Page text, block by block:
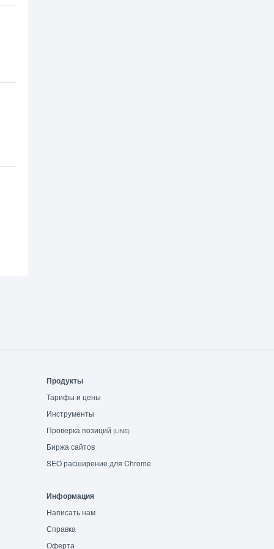
Продукты
Тарифы и цены
Инструменты
Проверка позиций (LINE)
Биржа сайтов
SEO расширение для Chrome
Информация
Написать нам
Справка
Оферта